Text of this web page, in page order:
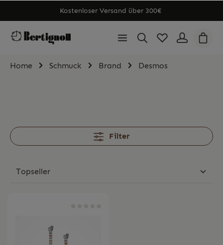
Kostenloser Versand über 300€
Home Schmuck Brand Desmos
Filter